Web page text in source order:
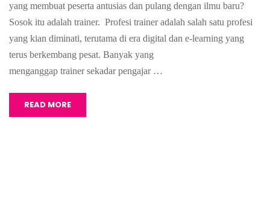
yang membuat peserta antusias dan pulang dengan ilmu baru?
Sosok itu adalah trainer. Profesi trainer adalah salah satu profesi
yang kian diminati, terutama di era digital dan e-learning yang
terus berkembang pesat. Banyak yang
menganggap trainer sekadar pengajar …
READ MORE